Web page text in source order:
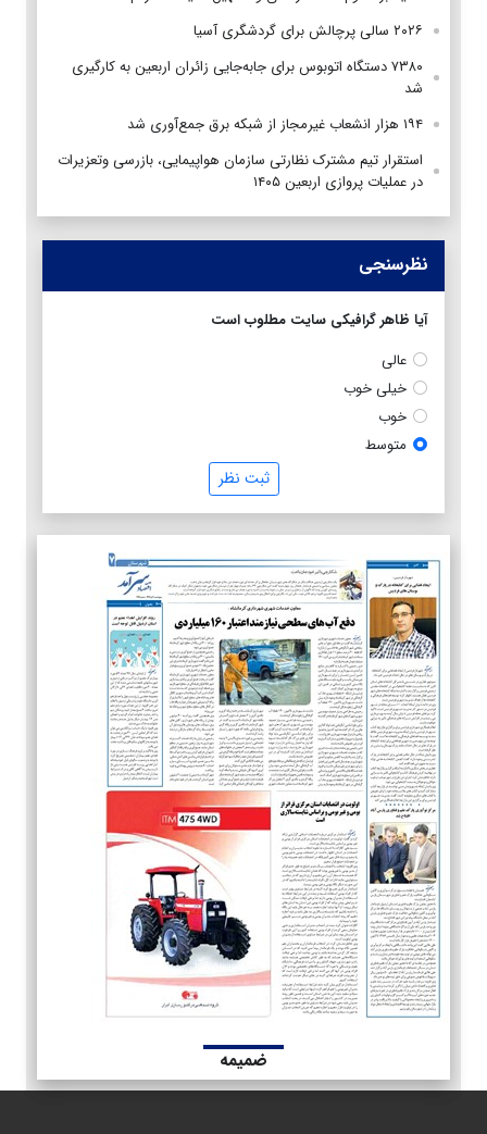
۲۰۲۶ سالی پرچالش برای گردشگری آسیا
۷۳۸۰ دستگاه اتوبوس برای جابه‌جایی زائران اربعین به‌ کارگیری
شد
۱۹۴ هزار انشعاب غیرمجاز از شبکه برق جمع‌آوری شد
استقرار تیم مشترک نظارتی سازمان هواپیمایی، بازرسی وتعزیرات
در عملیات پروازی اربعین ۱۴۰۵
نظرسنجی
آیا ظاهر گرافیکی سایت مطلوب است
عالی
خیلی خوب
خوب
متوسط
ثبت نظر
ضمیمه